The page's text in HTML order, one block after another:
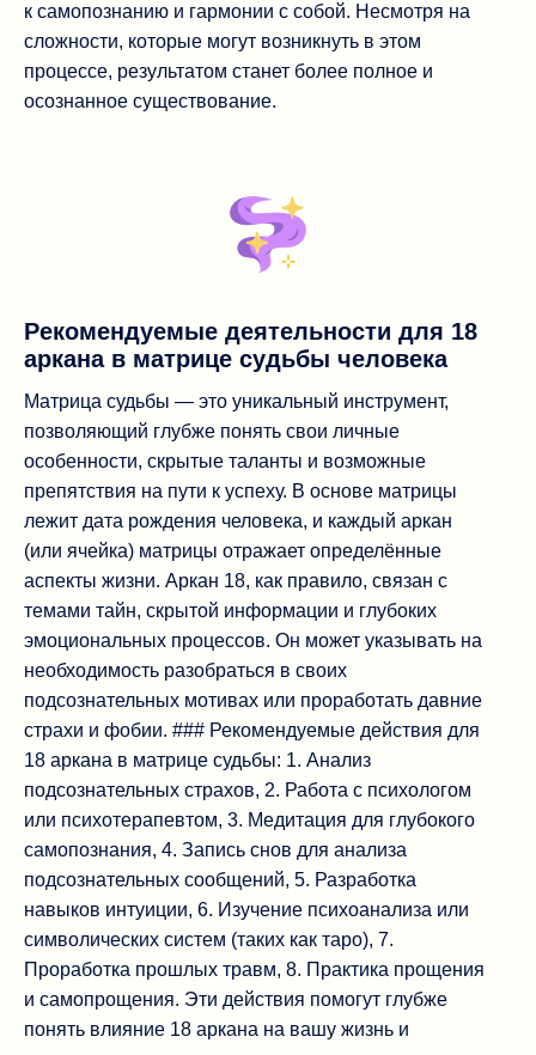
к самопознанию и гармонии с собой. Несмотря на
сложности, которые могут возникнуть в этом
процессе, результатом станет более полное и
осознанное существование.
Рекомендуемые деятельности для 18
аркана в матрице судьбы человека
Матрица судьбы — это уникальный инструмент,
позволяющий глубже понять свои личные
особенности, скрытые таланты и возможные
препятствия на пути к успеху. В основе матрицы
лежит дата рождения человека, и каждый аркан
(или ячейка) матрицы отражает определённые
аспекты жизни. Аркан 18, как правило, связан с
темами тайн, скрытой информации и глубоких
эмоциональных процессов. Он может указывать на
необходимость разобраться в своих
подсознательных мотивах или проработать давние
страхи и фобии. ### Рекомендуемые действия для
18 аркана в матрице судьбы: 1. Анализ
подсознательных страхов, 2. Работа с психологом
или психотерапевтом, 3. Медитация для глубокого
самопознания, 4. Запись снов для анализа
подсознательных сообщений, 5. Разработка
навыков интуиции, 6. Изучение психоанализа или
символических систем (таких как таро), 7.
Проработка прошлых травм, 8. Практика прощения
и самопрощения. Эти действия помогут глубже
понять влияние 18 аркана на вашу жизнь и